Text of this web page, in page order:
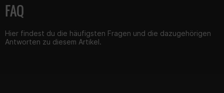
FAQ
Hier findest du die häufigsten Fragen und die dazugehörigen
Antworten zu diesem Artikel.